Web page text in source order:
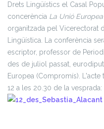
Drets Lingüístics el Casal
concerència La Unió
organitzada pel Vicerectorat
Lingüística. La conferència
escriptor, professor de
des de juliol passat,
Europea (Compromís).
12 a les 20.30 de la